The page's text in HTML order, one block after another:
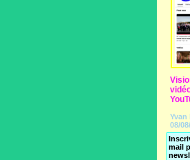
Yvan
08/
mail